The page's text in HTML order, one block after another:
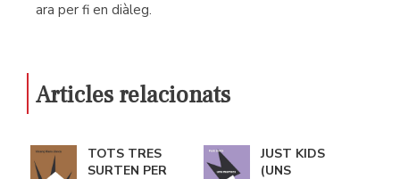
ara per fi en diàleg.
Articles relacionats
TOTS TRES
SURTEN PER
JUST KIDS
(UNS